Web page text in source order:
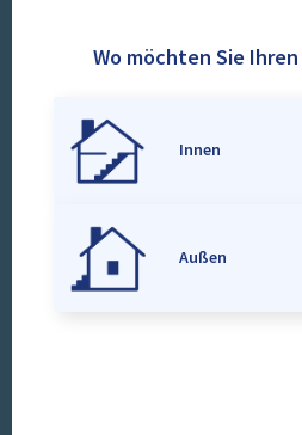
Wo möchten Sie
Innen
Außen